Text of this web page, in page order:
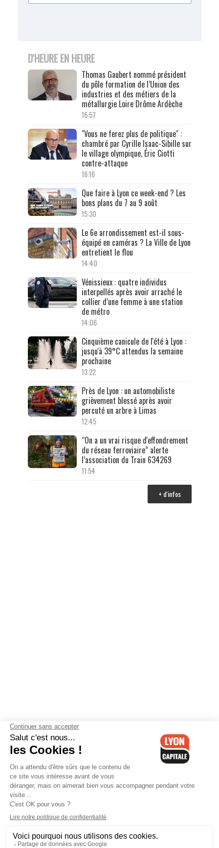
D'HEURE EN HEURE
Thomas Gaubert nommé président
du pôle formation de l’Union des
industries et des métiers de la
métallurgie Loire Drôme Ardèche
16:57
"Vous ne ferez plus de politique" :
chambré par Cyrille Isaac-Sibille sur
le village olympique, Éric Ciotti
contre-attaque
16:16
Que faire à Lyon ce week-end ? Les
bons plans du 7 au 9 août
15:30
Le 6e arrondissement est-il sous-
équipé en caméras ? La Ville de Lyon
entretient le flou
14:40
Vénissieux : quatre individus
interpellés après avoir arraché le
collier d’une femme à une station
de métro
14:06
Cinquième canicule de l'été à Lyon :
jusqu'à 39°C attendus la semaine
prochaine
13:22
Près de Lyon : un automobiliste
grièvement blessé après avoir
percuté un arbre à Limas
12:45
“On a un vrai risque d'effondrement
du réseau ferroviaire” alerte
l’association du Train 634269
11:54
+ d'infos
Contactez-nous-Mentions légales-CGV-Politique de